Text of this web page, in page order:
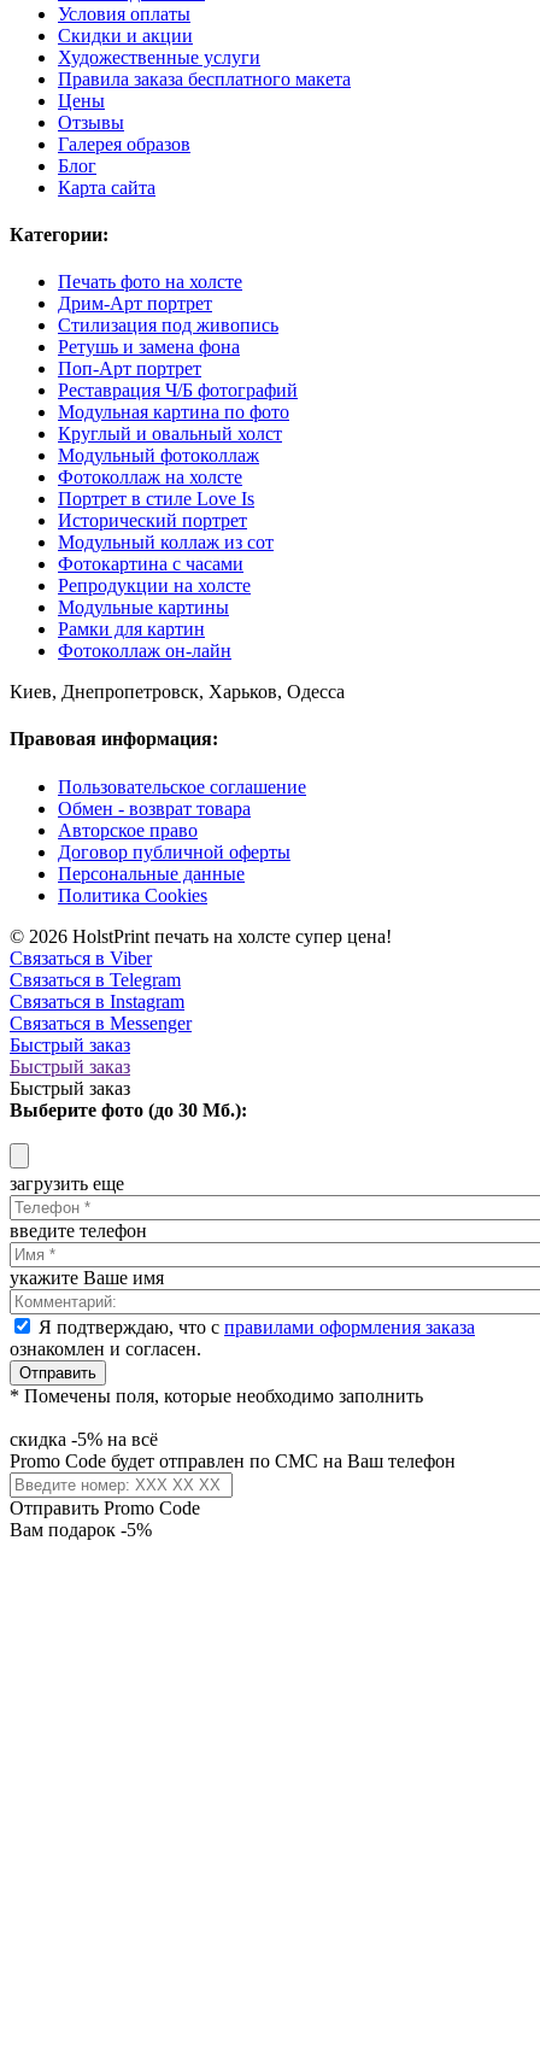
Условия оплаты
Скидки и акции
Художественные услуги
Правила заказа бесплатного макета
Цены
Отзывы
Галерея образов
Блог
Карта сайта
Категории:
Печать фото на холсте
Дрим-Арт портрет
Стилизация под живопись
Ретушь и замена фона
Поп-Арт портрет
Реставрация Ч/Б фотографий
Модульная картина по фото
Круглый и овальный холст
Модульный фотоколлаж
Фотоколлаж на холсте
Портрет в стиле Love Is
Исторический портрет
Модульный коллаж из сот
Фотокартина с часами
Репродукции на холсте
Модульные картины
Рамки для картин
Фотоколлаж он-лайн
Киев, Днепропетровск, Харьков, Одесса
Правовая информация:
Пользовательское соглашение
Обмен - возврат товара
Авторское право
Договор публичной оферты
Персональные данные
Политика Cookies
© 2026 HolstPrint печать на холсте супер цена!
Связаться в Viber
Связаться в Telegram
Связаться в Instagram
Связаться в Messenger
Быстрый заказ
Быстрый заказ
Быстрый заказ
Выберите фото (до 30 Мб.):
загрузить еще
введите телефон
укажите Ваше имя
Я подтверждаю, что с правилами оформления заказа
ознакомлен и согласен.
Отправить
* Помечены поля, которые необходимо заполнить
скидка -5% на всё
Promo Code будет отправлен по СМС на Ваш телефон
Отправить Promo Code
Вам подарок -5%